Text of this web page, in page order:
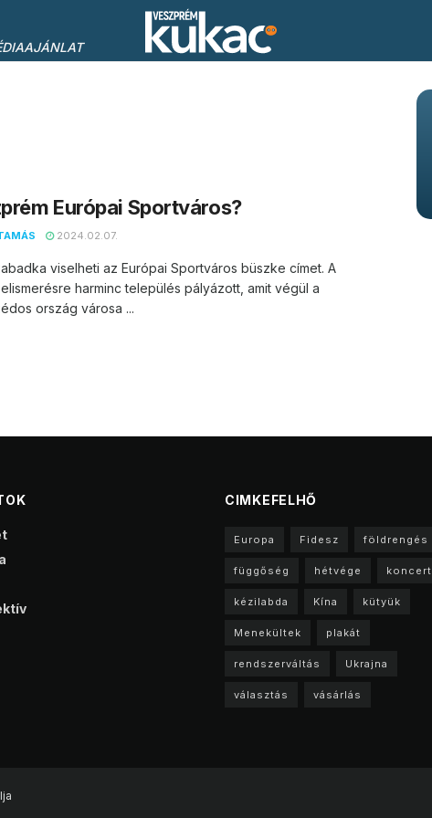
Európai Sportváros?
2024.02.07.
viselheti az Európai Sportváros büszke címet. A
harminc település pályázott, amit végül a
ország városa ...
CIMKEFELHŐ
Europa Fidesz földrengés
függőség hétvége koncert
kézilabda Kína kütyük
Menekültek plakát
rendszerváltás Ukrajna
választás vásárlás